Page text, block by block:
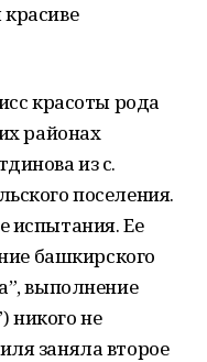
красоты рода
районах
из с.
поселения.
испытания. Ее
башкирского
выполнение
никого не
заняла второе